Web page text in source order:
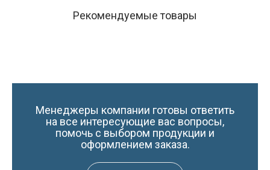
Рекомендуемые товары
Менеджеры компании готовы ответить
на все интересующие вас вопросы,
помочь с выбором продукции и
оформлением заказа.